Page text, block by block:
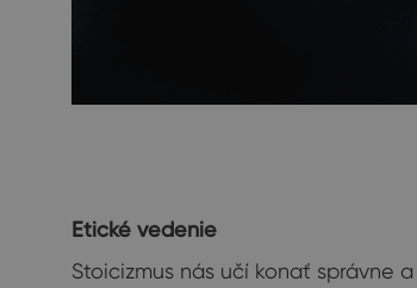
Etické vedenie
Stoicizmus nás učí konať správne